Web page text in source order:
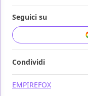
Seguici su
Condividi
EMPIREFOX